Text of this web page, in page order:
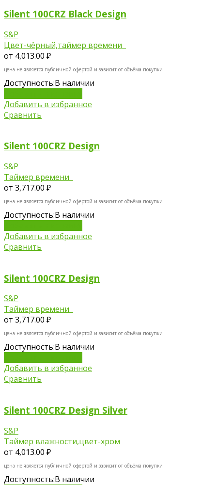
Silent 100CRZ Black Design
S&P
Цвет-чёрный,таймер времени
от 4,013.00 ₽
цена не является публичной офертой и зависит от объёма покупки
Доступность:В наличии
Добавить в избранное
Сравнить
Silent 100CRZ Design
S&P
Таймер времени
от 3,717.00 ₽
цена не является публичной офертой и зависит от объёма покупки
Доступность:В наличии
Добавить в избранное
Сравнить
Silent 100CRZ Design
S&P
Таймер времени
от 3,717.00 ₽
цена не является публичной офертой и зависит от объёма покупки
Доступность:В наличии
Добавить в избранное
Сравнить
Silent 100CRZ Design Silver
S&P
Таймер влажности,цвет-хром
от 4,013.00 ₽
цена не является публичной офертой и зависит от объёма покупки
Доступность:В наличии